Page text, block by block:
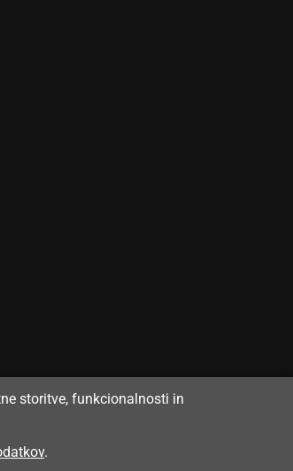
storitve, funkcionalnosti in
.